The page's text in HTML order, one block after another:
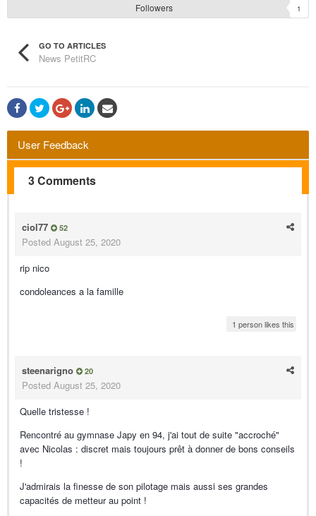
Followers 1
GO TO ARTICLES
News PetitRC
User Feedback
3 Comments
ciol77 52
Posted August 25, 2020
rip nico
condoleances a la famille
1 person likes this
steenarigno 20
Posted August 25, 2020
Quelle tristesse !
Rencontré au gymnase Japy en 94, j'ai tout de suite "accroché"
avec Nicolas : discret mais toujours prêt à donner de bons conseils
!
J'admirais la finesse de son pilotage mais aussi ses grandes
capacités de metteur au point !